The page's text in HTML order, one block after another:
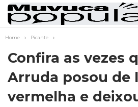
Home Picante
Confira as vezes
Arruda posou de
vermelha e